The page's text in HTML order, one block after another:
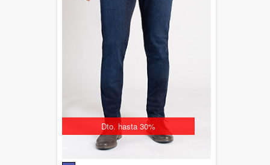
Dto. hasta 30%